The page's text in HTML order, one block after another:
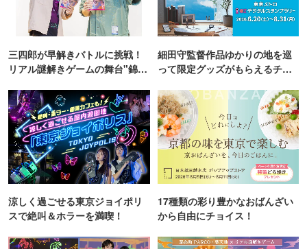
三四郎が早解きバトルに挑戦！
リアル謎解きゲームの舞台"錦糸
細田守監督作品ゆかりの地を巡
って限定グッズがもらえるチャ
涼しく過ごせる東京ジョイポリ
スで絶叫＆ホラーを満喫！
17種類の彩り豊かなおばんざい
から自由にチョイス！